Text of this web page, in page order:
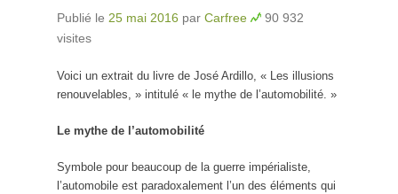
Publié le 25 mai 2016 par Carfree
90 932
visites
Voici un extrait du livre de José Ardillo, « Les illusions
renouvelables, » intitulé « le mythe de l’automobilité. »
Le mythe de l’automobilité
Symbole pour beaucoup de la guerre impérialiste,
l’automobile est paradoxalement l’un des éléments qui